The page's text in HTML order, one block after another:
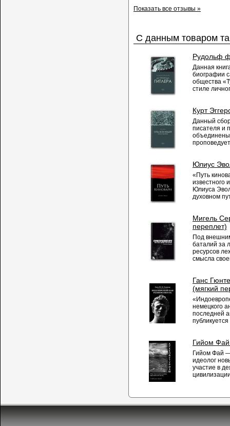
Показать все отзывы »
С данным товаром
Рудольф
Данная
биографии
общества
стиле
Курт
Данный
писателя и
объединены
Юлиус
«Путь
известного
Юлиуса
духовном
Мигель
переплет)
Под
баталий за
ресурсов
смысла
Ганс
(мягкий
немецкого
последней
Гийом
Гийом Фай
идеолог
участие в